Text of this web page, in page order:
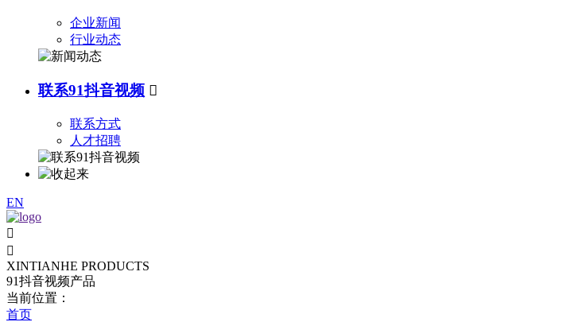
企业新闻
行业动态
联系91抖音视频 
联系方式
人才招聘
EN


XINTIANHE PRODUCTS
91抖音视频产品
当前位置：
首页